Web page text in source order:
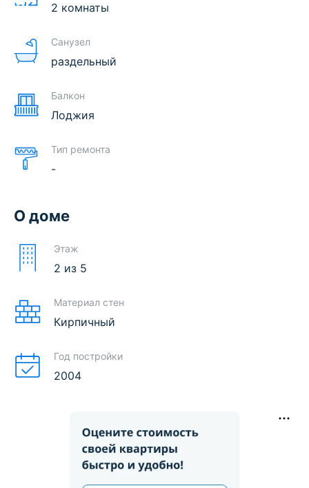
2 комнаты
Санузел
раздельный
Балкон
Лоджия
Тип ремонта
-
О доме
Этаж
2 из 5
Материал стен
Кирпичный
Год постройки
2004